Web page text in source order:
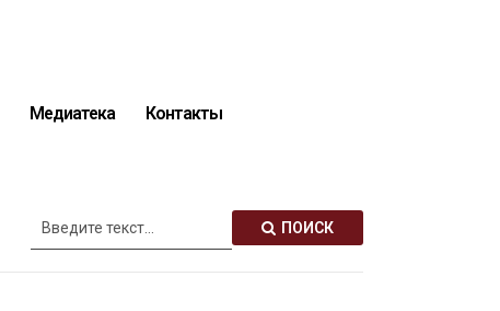
Медиатека Контакты
ПОИСК